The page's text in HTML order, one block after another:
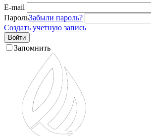
E-mail
ПарольЗабыли пароль?
Создать учетную запись
Войти
Запомнить